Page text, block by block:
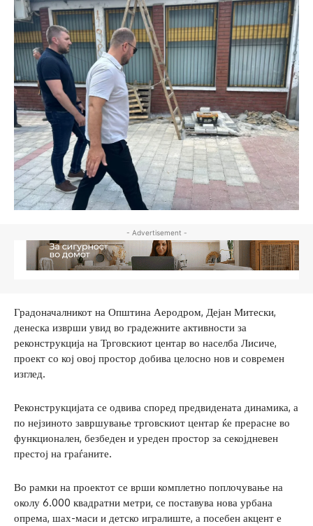
- Advertisement -
Градоначалникот на Општина Аеродром, Дејан Митески,
денеска изврши увид во градежните активности за
реконструкција на Трговскиот центар во населба Лисиче,
проект со кој овој простор добива целосно нов и современ
изглед.
Реконструкцијата се одвива според предвидената динамика, а
по нејзиното завршување трговскиот центар ќе прерасне во
функционален, безбеден и уреден простор за секојдневен
престој на граѓаните.
Во рамки на проектот се врши комплетно поплочување на
околу 6.000 квадратни метри, се поставува нова урбана
опрема, шах-маси и детско игралиште, а посебен акцент е